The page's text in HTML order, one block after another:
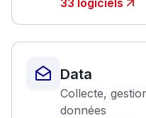
33 logiciels
Data
Collecte,
données